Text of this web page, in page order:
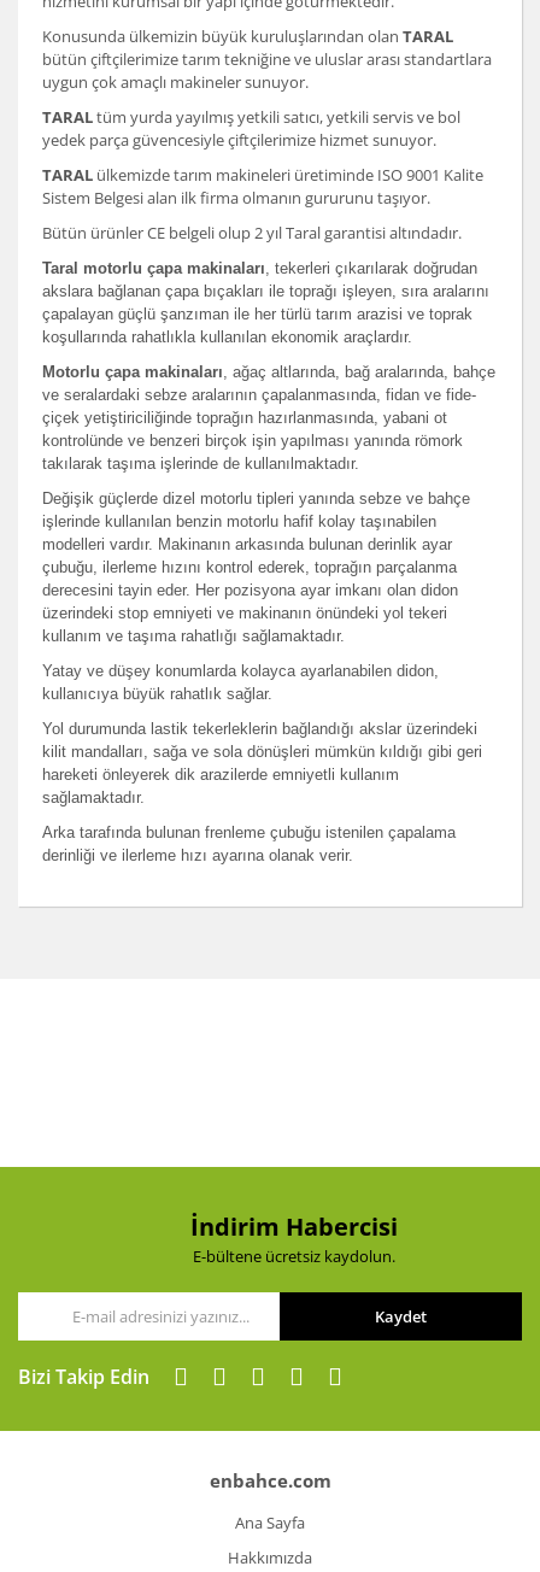
Konusunda ülkemizin büyük kuruluşlarından olan TARAL
bütün çiftçilerimize tarım tekniğine ve uluslar arası standartlara
uygun çok amaçlı makineler sunuyor.
TARALtüm yurda yayılmış yetkili satıcı, yetkili servis ve bol
yedek parça güvencesiyle çiftçilerimize hizmet sunuyor.
TARAL ülkemizde tarım makineleri üretiminde ISO 9001 Kalite
Sistem Belgesi alan ilk firma olmanın gururunu taşıyor.
Bütün ürünler CE belgeli olup 2 yıl Taral garantisi altındadır.
Taral motorlu çapa makinaları, tekerleri çıkarılarak doğrudan
akslara bağlanan çapa bıçakları ile toprağı işleyen, sıra aralarını
çapalayan güçlü şanzıman ile her türlü tarım arazisi ve toprak
koşullarında rahatlıkla kullanılan ekonomik araçlardır.
Motorlu çapa makinaları, ağaç altlarında, bağ aralarında, bahçe
ve seralardaki sebze aralarının çapalanmasında, fidan ve fide-
çiçek yetiştiriciliğinde toprağın hazırlanmasında, yabani ot
kontrolünde ve benzeri birçok işin yapılması yanında römork
takılarak taşıma işlerinde de kullanılmaktadır.
Değişik güçlerde dizel motorlu tipleri yanında sebze ve bahçe
işlerinde kullanılan benzin motorlu hafif kolay taşınabilen
modelleri vardır. Makinanın arkasında bulunan derinlik ayar
çubuğu, ilerleme hızını kontrol ederek, toprağın parçalanma
derecesini tayin eder. Her pozisyona ayar imkanı olan didon
üzerindeki stop emniyeti ve makinanın önündeki yol tekeri
kullanım ve taşıma rahatlığı sağlamaktadır.
Yatay ve düşey konumlarda kolayca ayarlanabilen didon,
kullanıcıya büyük rahatlık sağlar.
Yol durumunda lastik tekerleklerin bağlandığı akslar üzerindeki
kilit mandalları, sağa ve sola dönüşleri mümkün kıldığı gibi geri
hareketi önleyerek dik arazilerde emniyetli kullanım
sağlamaktadır.
Arka tarafında bulunan frenleme çubuğu istenilen çapalama
derinliği ve ilerleme hızı ayarına olanak verir.
Ürün fiyatı diğer sitelerden daha pahalı.
Gönder
İndirim Habercisi
E-bültene ücretsiz kaydolun.
Kaydet
Bizi Takip Edin
enbahce.com
Ana Sayfa
Hakkımızda